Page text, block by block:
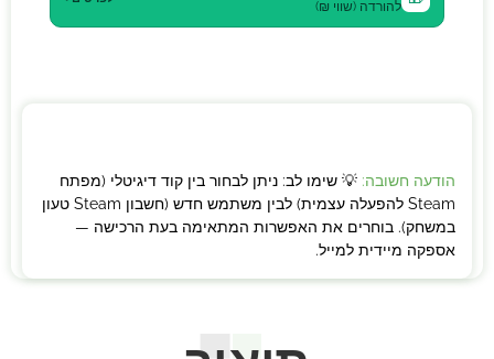
להורדה (שווי ₪)
הודעה חשובה: 💡 שימו לב: ניתן לבחור בין קוד דיגיטלי (מפתח
Steam להפעלה עצמית) לבין משתמש חדש (חשבון Steam טעון
במשחק). בוחרים את האפשרות המתאימה בעת הרכישה —
אספקה מיידית למייל.